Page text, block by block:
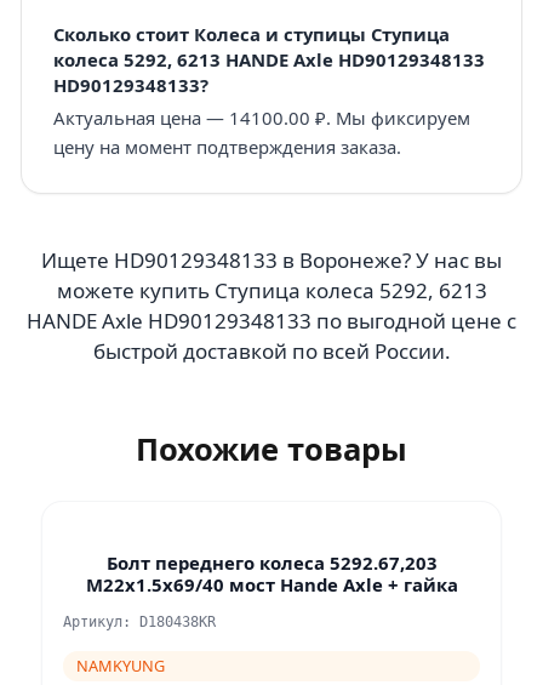
Сколько стоит Колеса и ступицы Ступица
колеса 5292, 6213 HANDE Axle HD90129348133
HD90129348133?
Актуальная цена — 14100.00 ₽. Мы фиксируем
цену на момент подтверждения заказа.
Ищете HD90129348133 в Воронеже? У нас вы
можете купить Ступица колеса 5292, 6213
HANDE Axle HD90129348133 по выгодной цене с
быстрой доставкой по всей России.
Похожие товары
Болт переднего колеса 5292.67,203
M22x1.5x69/40 мост Hande Axle + гайка
Артикул: D180438KR
NAMKYUNG